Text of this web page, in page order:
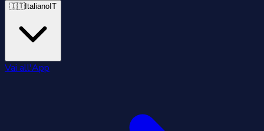
🇮🇹ItalianoIT
Vai all'App